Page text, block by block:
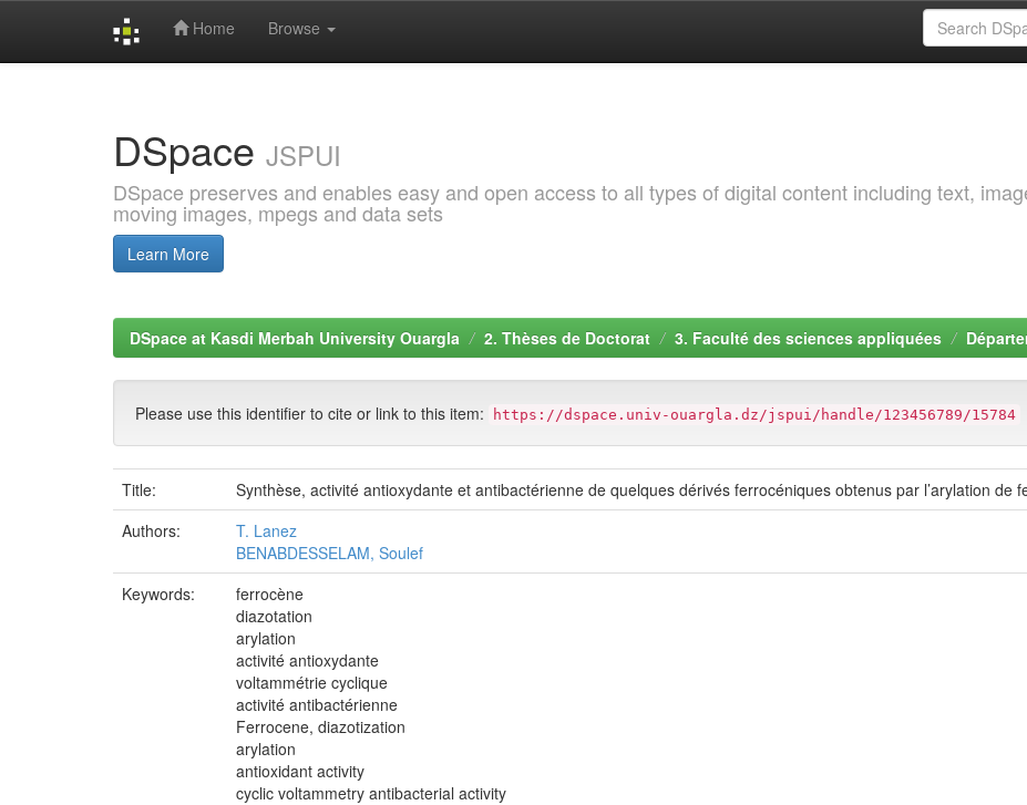
Home Browse
DSpace JSPUI
DSpace preserves and enables easy and open access to all types of digital content including text,
moving images, mpegs and data sets
Learn More
DSpace at Kasdi Merbah University Ouargla 2. Thèses de Doctorat 3. Faculté des sciences appliquées
Please use this identifier to cite or link to this item: https://dspace.univ-ouargla.dz/jspui/handle/123456789/15784
Title:
Synthèse, activité antioxydante et antibactérienne de quelques dérivés ferrocéniques obtenus par l’arylation de
Authors:
T. Lanez
BENABDESSELAM, Soulef
Keywords:
ferrocène
diazotation
arylation
activité antioxydante
voltammétrie cyclique
activité antibactérienne
Ferrocene, diazotization
arylation
antioxidant activity
cyclic voltammetry antibacterial activity